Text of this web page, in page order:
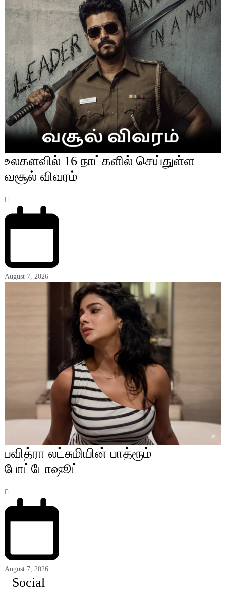
உலகளவில் 16 நாட்களில் செய்துள்ள
வசூல் விவரம்
August 7, 2026
பவித்ரா லட்சுமியின் பாத்ரூம்
போட்டோஷூட்
August 7, 2026
Social